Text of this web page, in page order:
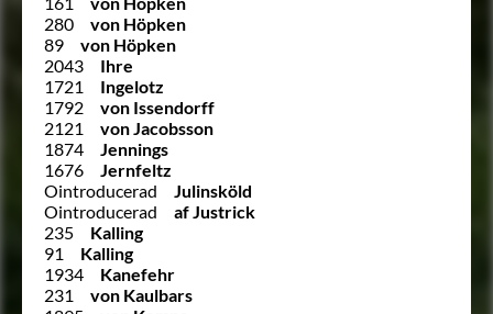
280
von Höpken
89
von Höpken
2043
Ihre
1721
Ingelotz
1792
von Issendorff
2121
von Jacobsson
1874
Jennings
1676
Jernfeltz
Ointroducerad
Julinsköld
Ointroducerad
af Justrick
235
Kalling
91
Kalling
1934
Kanefehr
231
von Kaulbars